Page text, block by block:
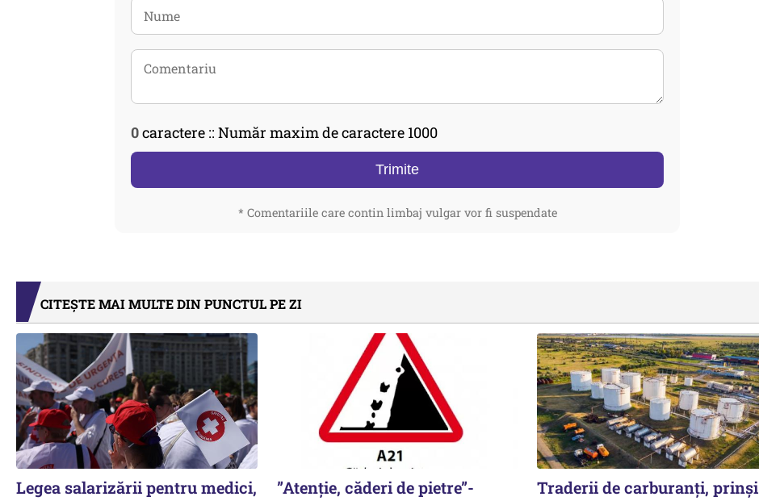
0caractere :: Număr maxim de caractere 1000
Trimite
* Comentariile care contin limbaj vulgar vor fi suspendate
CITEȘTE MAI MULTE DIN PUNCTUL PE ZI
Legea salarizării pentru medici,
”Atenție, căderi de pietre”-
Traderii de carburanți, prinși